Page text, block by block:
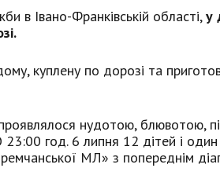
в Івано-Франківській області,у
куплену по дорозі та
нудотою, блювотою,
год. 6 липня 12 дітей і один
МЛ» з попереднім